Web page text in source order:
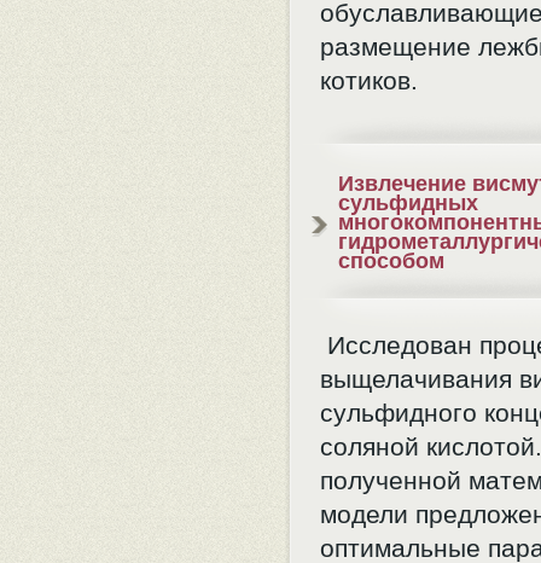
размещение
котиков.
Извлечение
сульфидных
способом
Исследован
выщелачивания
сульфидного
соляной
полученной
модели
оптимальные